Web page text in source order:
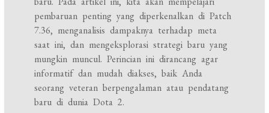
pembaruan penting yang diperkenalkan di Patch
7.36, menganalisis dampaknya terhadap meta
saat ini, dan mengeksplorasi strategi baru yang
mungkin muncul. Perincian ini dirancang agar
informatif dan mudah diakses, baik Anda
seorang veteran berpengalaman atau pendatang
baru di dunia Dota 2.